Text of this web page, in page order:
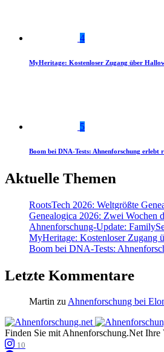
4
MyHeritage: Kostenloser Zugang über
5
Boom bei DNA-Tests: Ahnenforschung erlebt
Aktuelle Themen
RootsTech 2026: Weltgrößte
Genealogica 2026: Zwei Wochen
Ahnenforschung-Update:
MyHeritage: Kostenloser Zugang
Boom bei DNA-Tests:
Letzte Kommentare
Martin zuAhnenforschung bei
Finden Sie mit Ahnenforschung.Net
10